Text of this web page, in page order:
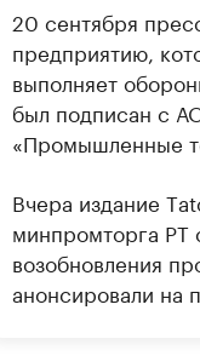
20 сентября
предприятию,
выполняет
был подписан с
«Промышленные
Вчера издание
минпромторга РТ
возобновления
анонсировали на